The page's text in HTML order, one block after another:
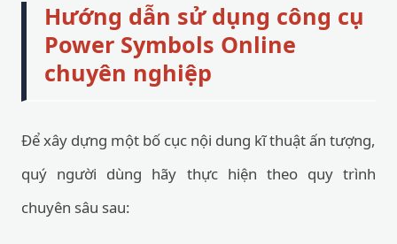
Hướng dẫn sử dụng công cụ
Power Symbols Online
chuyên nghiệp
Để xây dựng một bố cục nội dung kĩ thuật ấn tượng,
quý người dùng hãy thực hiện theo quy trình
chuyên sâu sau: